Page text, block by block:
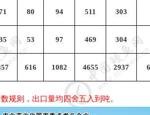
80 94 511 303
53 97 469 304
616 1082 4655 2937
规则，出口量均四舍五入到吨。